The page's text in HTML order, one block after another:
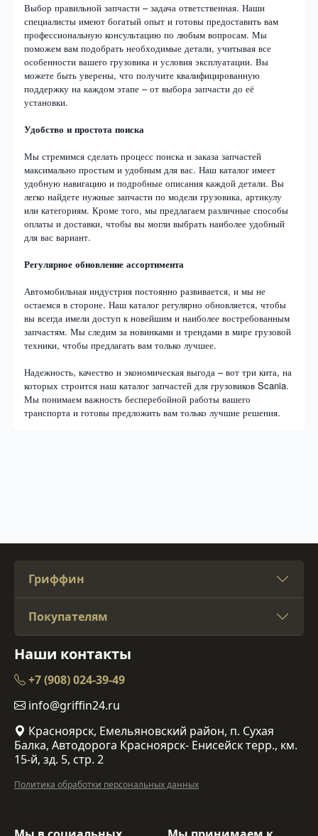
Выбор правильной запчасти – задача ответственная. Наши
специалисты имеют богатый опыт и готовы предоставить вам
профессиональную консультацию по любым вопросам. Мы
поможем вам подобрать необходимые детали, учитывая все
особенности вашего грузовика и условия эксплуатации. Вы
можете быть уверены, что получите квалифицированную
поддержку на каждом этапе – от выбора запчасти до её
установки.
Удобство и простота поиска
Мы стремимся сделать процесс поиска и заказа запчастей
максимально простым и удобным для вас. Наш каталог имеет
удобную навигацию и подробные описания каждой детали. Вы
легко найдете нужные запчасти по модели грузовика, артикулу
или категориям. Кроме того, мы предлагаем различные способы
оплаты и доставки, чтобы вы могли выбрать наиболее удобный
для вас вариант.
Регулярное обновление ассортимента
Автомобильная индустрия постоянно развивается, и мы не
остаемся в стороне. Наш каталог регулярно обновляется, чтобы
вы всегда имели доступ к новейшим и наиболее востребованным
запчастям. Мы следим за новинками и трендами в мире грузовой
техники, чтобы предлагать вам только лучшее.
Надежность, качество и экономическая выгода – вот три кита, на
которых строится наш каталог запчастей для грузовиков Scania.
Мы понимаем важность бесперебойной работы вашего
транспорта и готовы предложить вам только лучшие решения.
Гриффин
Покупателям
Наши контакты
+7 (908) 024-39-49
info@griffin24.ru
Красноярск, Емельяновский район, п. Сухая
Балка, Автодорога Красноярск- Енисейск терр., км.
15-й, зд. 5, стр. 2
Политика обработки персональных данных